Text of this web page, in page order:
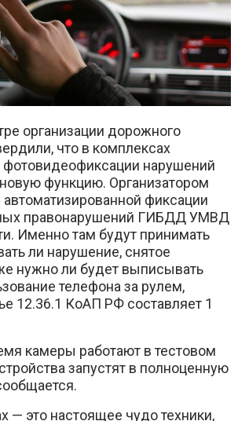
организации дорожного
что в комплексах
фотовидеофиксации нарушений
функцию. Организатором
фиксации
правонарушений ГИБДД УМВД
Именно там будут принимать
ли нарушение, снятое
нужно ли будет выписывать
телефона за рулем,
12.36.1 КоАП РФ составляет 1
камеры работают в тестовом
запустят в полноценную
— это настоящее чудо техники,